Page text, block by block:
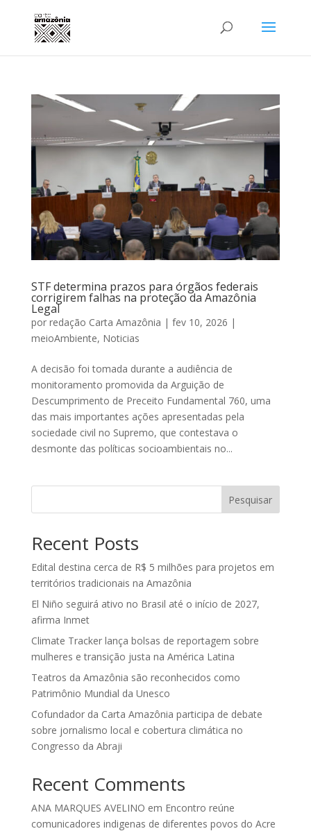
STF determina prazos para órgãos federais
corrigirem falhas na proteção da Amazônia
Legal
por redação Carta Amazônia | fev 10, 2026 |
meioAmbiente, Noticias
A decisão foi tomada durante a audiência de
monitoramento promovida da Arguição de
Descumprimento de Preceito Fundamental 760, uma
das mais importantes ações apresentadas pela
sociedade civil no Supremo, que contestava o
desmonte das políticas socioambientais no...
Pesquisar
Recent Posts
Edital destina cerca de R$ 5 milhões para projetos em
territórios tradicionais na Amazônia
El Niño seguirá ativo no Brasil até o início de 2027,
afirma Inmet
Climate Tracker lança bolsas de reportagem sobre
mulheres e transição justa na América Latina
Teatros da Amazônia são reconhecidos como
Patrimônio Mundial da Unesco
Cofundador da Carta Amazônia participa de debate
sobre jornalismo local e cobertura climática no
Congresso da Abraji
Recent Comments
ANA MARQUES AVELINO em Encontro reúne
comunicadores indigenas de diferentes povos do Acre